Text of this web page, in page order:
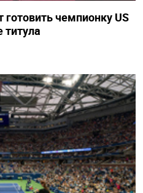
чемпионку US
титула